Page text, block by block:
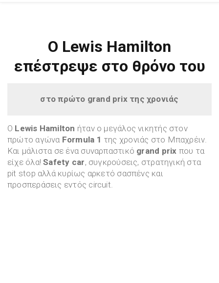
Ο Lewis Hamilton
επέστρεψε στο θρόνο του
στο πρώτο grand prix της χρονιάς
Ο Lewis Hamilton ήταν ο μεγάλος νικητής στον
πρώτο αγώνα Formula 1 της χρονιάς στο Μπαχρέιν.
Και μάλιστα σε ένα συναρπαστικό grand prix που τα
είχε όλα!Safety car, συγκρούσεις, στρατηγική στα
pit stop αλλά κυρίως αρκετό σασπένς και
προσπεράσεις εντός circuit.